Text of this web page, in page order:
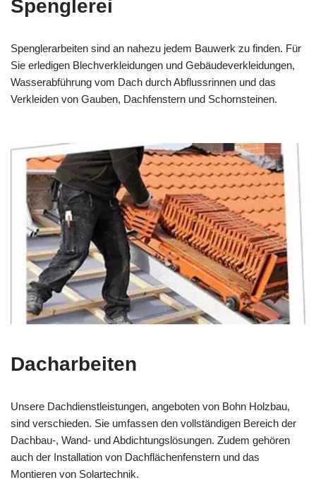
Spenglerei
Spenglerarbeiten sind an nahezu jedem Bauwerk zu finden. Für
Sie erledigen Blechverkleidungen und Gebäudeverkleidungen,
Wasserabführung vom Dach durch Abflussrinnen und das
Verkleiden von Gauben, Dachfenstern und Schornsteinen.
Dacharbeiten
Unsere Dachdienstleistungen, angeboten von Bohn Holzbau,
sind verschieden. Sie umfassen den vollständigen Bereich der
Dachbau-, Wand- und Abdichtungslösungen. Zudem gehören
auch der Installation von Dachflächenfenstern und das
Montieren von Solartechnik.